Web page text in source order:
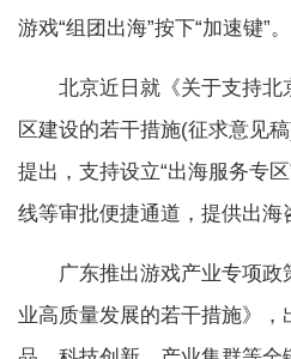
游戏“组团出海”按下“加速键”。
北京近日就《关于支持北
区建设的若干措施(征求意见
提出，支持设立“出海服务专
线等审批便捷通道，提供出海
广东推出游戏产业专项政
业高质量发展的若干措施》